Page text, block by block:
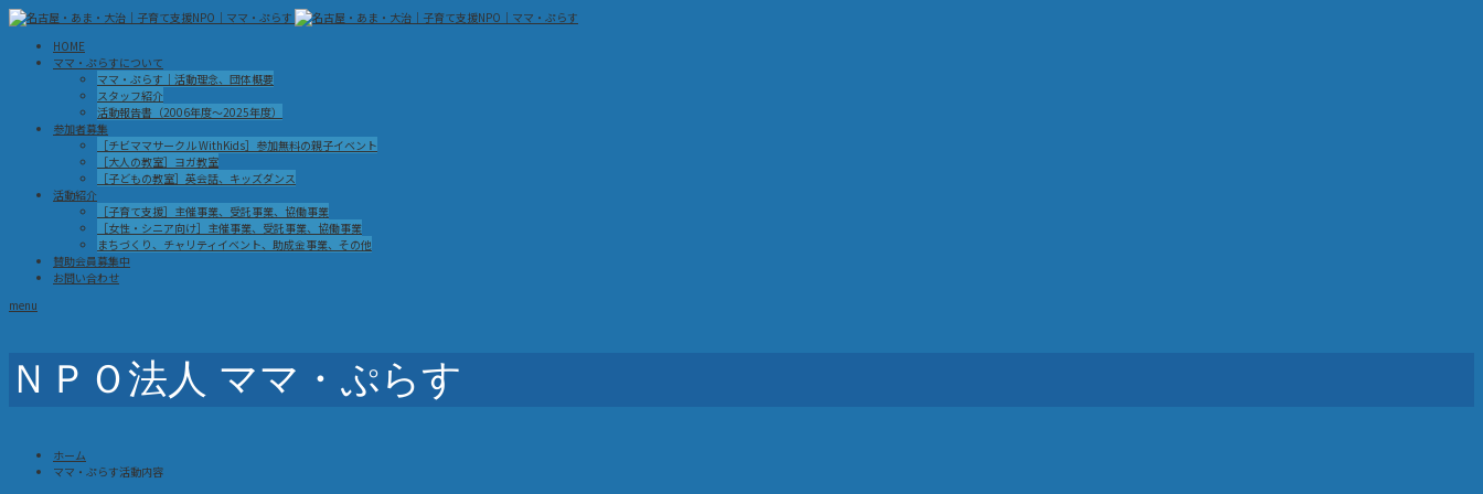
HOME
ママ・ぷらすについて
ママ・ぷらす｜活動理念、団体概要
スタッフ紹介
活動報告書（2006年度～2025年度）
参加者募集
［チビママサークル WithKids］参加無料の親子イベント
［大人の教室］ヨガ教室
［子どもの教室］英会話、キッズダンス
活動紹介
［子育て支援］主催事業、受託事業、協働事業
［女性・シニア向け］主催事業、受託事業、協働事業
まちづくり、チャリティイベント、助成金事業、その他
賛助会員募集中
お問い合わせ
menu
ＮＰＯ法人 ママ・ぷらす
ホーム
ママ・ぷらす活動内容